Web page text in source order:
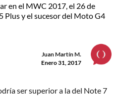
en el MWC 2017, el 26 de
y el sucesor del Moto G4
Juan Martín M.
Enero 31, 2017